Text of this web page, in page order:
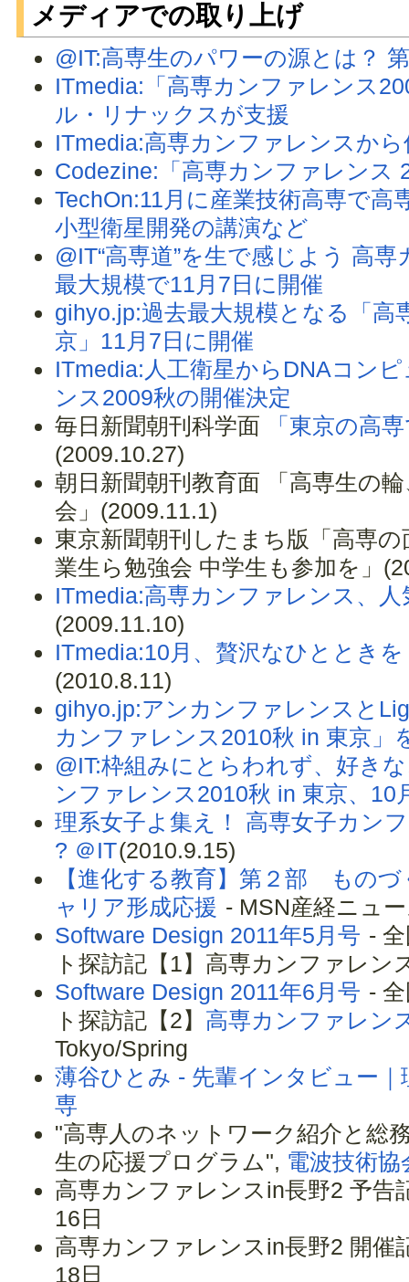
メディアでの取り上げ
@IT:高専生のパワーの源とは？
ITmedia:「高専カンファレンス
ル・リナックスが支援
ITmedia:高専カンファレンスか
Codezine:「高専カンファレンス
TechOn:11月に産業技術高専で
小型衛星開発の講演など
@IT“高専道”を生で感じよう 高
最大規模で11月7日に開催
gihyo.jp:過去最大規模となる「
京」11月7日に開催
ITmedia:人工衛星からDNAコン
ンス2009秋の開催決定
毎日新聞朝刊科学面
「東京の高
(2009.10.27)
朝日新聞朝刊教育面 「高専生の
会」(2009.11.1)
東京新聞朝刊したまち版「高専
業生ら勉強会 中学生も参加を」
ITmedia:高専カンファレンス、人
(2009.11.10)
ITmedia:10月、贅沢なひととき
(2010.8.11)
gihyo.jp:アンカンファレンスと
カンファレンス2010秋 in 東京」
@IT:枠組みにとらわれず、好き
ンファレンス2010秋 in 東京、10
理系女子よ集え！ 高専女子カン
? ＠IT(2010.9.15)
【進化する教育】第２部 もの
ャリア形成応援 - MSN産経ニュ
Software Design 2011年5月号 -
ト探訪記【1】高専カンファレン
Software Design 2011年6月号 -
ト探訪記【2】 高専カンファレン
Tokyo/Spring
薄谷ひとみ - 先輩インタビュー
専
"高専人のネットワーク紹介と総
生の応援プログラム", 電波技術協
高専カンファレンスin長野2 予告
16日
高専カンファレンスin長野2 開催
18日